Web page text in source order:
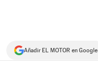
Añadir EL MOTOR en Google